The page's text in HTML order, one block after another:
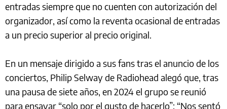
entradas siempre que no cuenten con autorización del
organizador, así como la reventa ocasional de entradas
a un precio superior al precio original.
En un mensaje dirigido a sus fans tras el anuncio de los
conciertos, Philip Selway de Radiohead alegó que, tras
una pausa de siete años, en 2024 el grupo se reunió
para ensayar “solo por el gusto de hacerlo”: “Nos sentó